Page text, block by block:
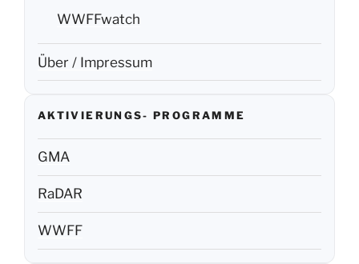
WWFFwatch
Über / Impressum
GMA
RaDAR
WWFF